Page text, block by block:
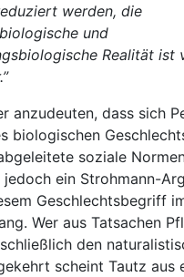
werden, die
und
Realität ist
anzudeuten, dass sich
biologischen
soziale
jedoch ein Strohmann-
Geschlechtsbegriff
Wer aus Tatsachen
den
scheint Tautz aus